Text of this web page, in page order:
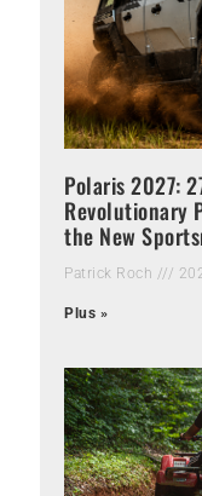
Polaris 2027:
Revolutionary
the New
Patrick Roch
Plus »